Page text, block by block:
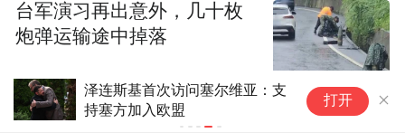
泽连斯基首次访问塞尔维亚：支
持塞方加入欧盟
打开
台军演习再出意外，几十枚
炮弹运输途中掉落